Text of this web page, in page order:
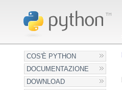
COS'È PYTHON
DOCUMENTAZIONE
DOWNLOAD